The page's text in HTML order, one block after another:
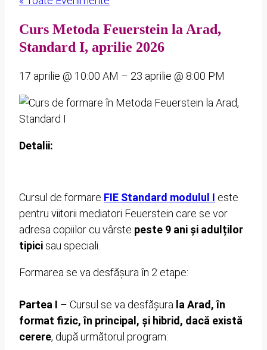
Curs Metoda Feuerstein la Arad,
Standard I, aprilie 2026
17 aprilie @ 10:00 AM – 23 aprilie @ 8:00 PM
Detalii:
Cursul de formare FIE Standard modulul I este
pentru viitorii mediatori Feuerstein care se vor
adresa copiilor cu vârste peste 9 ani și adulților
tipici sau speciali.
Formarea se va desfășura în 2 etape:
Partea I – Cursul se va desfășura la Arad, în
format fizic, în principal, și hibrid, dacă există
cerere, după următorul program: